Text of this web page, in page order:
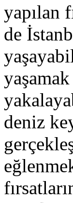
yapılan
de
deniz